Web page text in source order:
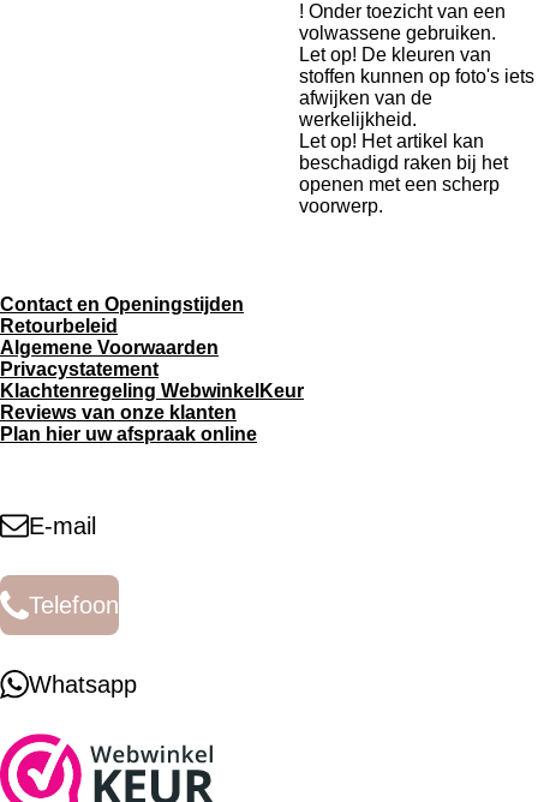
! Onder toezicht van een
volwassene gebruiken.
Let op! De kleuren van
stoffen kunnen op foto's iets
afwijken van de
werkelijkheid.
Let op! Het artikel kan
beschadigd raken bij het
openen met een scherp
voorwerp.
Contact en Openingstijden
Retourbeleid
Algemene Voorwaarden
Privacystatement
Klachtenregeling WebwinkelKeur
Reviews van onze klanten
Plan hier uw afspraak online
E-mail
Telefoon
Whatsapp